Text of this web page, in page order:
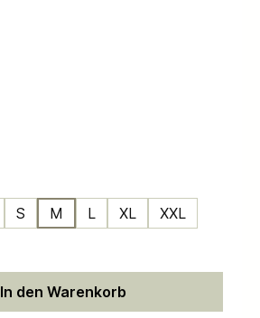
S M L XL
XXL
In den Warenkorb